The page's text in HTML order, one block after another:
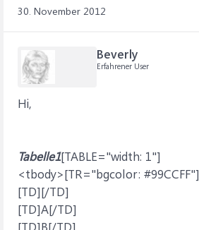
30. November 2012
Beverly
Erfahrener User
Hi,
Tabelle1[TABLE="width: 1"]
<tbody>[TR="bgcolor: #99CCFF"]
[TD][/TD]
[TD]A[/TD]
[TD]B[/TD]